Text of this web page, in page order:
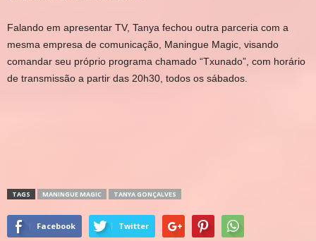
Falando em apresentar TV, Tanya fechou outra parceria com a
mesma empresa de comunicação, Maningue Magic, visando
comandar seu próprio programa chamado “Txunado”, com horário
de transmissão a partir das 20h30, todos os sábados.
TAGS MANINGUE MAGIC TANYA GONÇALVES
Facebook Twitter